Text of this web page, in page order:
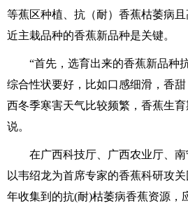
等蕉区种植、抗（耐）香蕉枯萎病
近主栽品种的香蕉新品种是关键。
“首先，选育出来的香蕉新品种
综合性状要好，比如口感细滑，香
西冬季寒害天气比较频繁，香蕉生
说。
在广西科技厅、广西农业厅、南
以韦绍龙为首席专家的香蕉科研攻
年收集到的抗(耐)枯萎病香蕉资源，